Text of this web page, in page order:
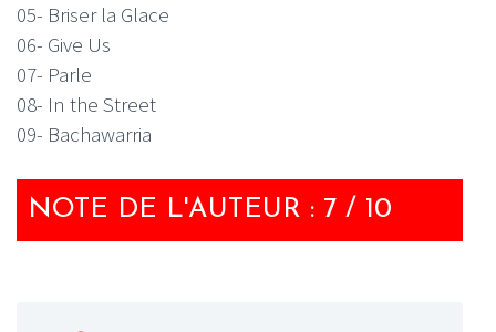
05- Briser la Glace
06- Give Us
07- Parle
08- In the Street
09- Bachawarria
NOTE DE L'AUTEUR : 7 / 10